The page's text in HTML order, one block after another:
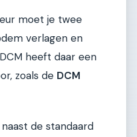
moet je twee
verlagen en
heeft daar een
zoals de DCM
de standaard